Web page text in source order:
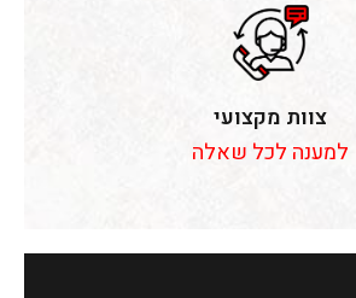
צוות מקצועי
למענה לכל שאלה